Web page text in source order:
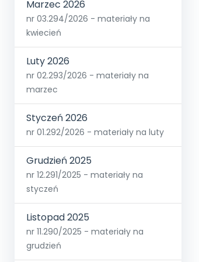
Marzec 2026
nr 03.294/2026 - materiały na
kwiecień
Luty 2026
nr 02.293/2026 - materiały na
marzec
Styczeń 2026
nr 01.292/2026 - materiały na luty
Grudzień 2025
nr 12.291/2025 - materiały na
styczeń
Listopad 2025
nr 11.290/2025 - materiały na
grudzień